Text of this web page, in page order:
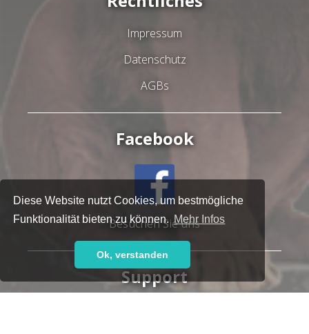
Diese Website nutzt Cookies, um bestmögliche
Funktionalität bieten zu können. Mehr Infos
Ok, verstanden
Impressum
Datenschutz
AGBs
Facebook
Besuchen Sie uns
Support